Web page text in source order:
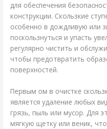
для обеспечения
конструкции. Скользкие
особенно в дождливую или
поскользнуться и упасть
регулярно чистить и
чтобы предотвратить
поверхностей.
Первым ом в очистке
является удаление любых
грязь, пыль или мусор. Для
мягкую щетку или веник,